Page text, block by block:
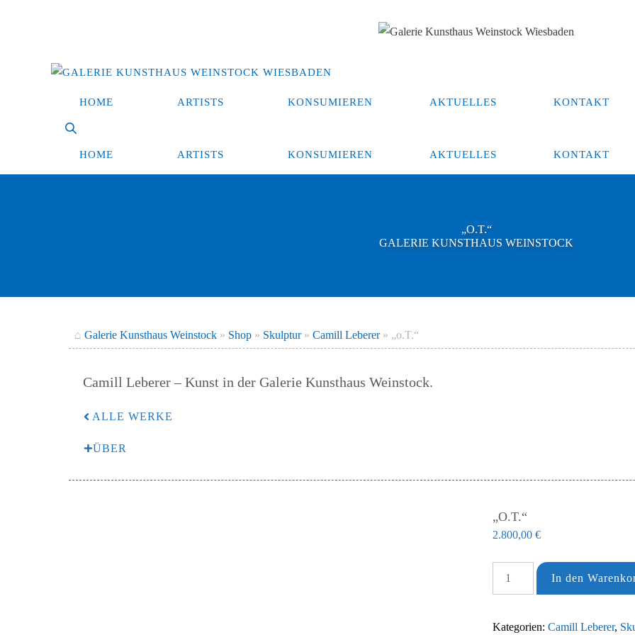
HOME ARTISTS KONSUMIEREN AKTUELLES KONTAKT
HOME ARTISTS KONSUMIEREN AKTUELLES KONTAKT
„O.T.“
GALERIE KUNSTHAUS WEINSTOCK
⌂ Galerie Kunsthaus Weinstock » Shop » Skulptur» Camill Leberer» „o.T.“
Camill Leberer – Kunst in der Galerie Kunsthaus Weinstock.
ALLE WERKE
ÜBER
„O.T.“
2.800,00 €
In den
Kategorien: Camill Leberer,